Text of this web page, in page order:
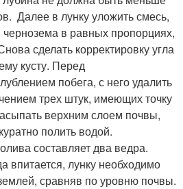
Далее в лунку уложить смесь,
в равных пропорциях,
сделать корректировку угла
кусту. Перед
побега, с него удалить
трех штук, имеющих точку
верхним слоем почвы,
полить водой.
составляет два ведра.
впитается, лунку необходимо
сравняв по уровню почвы.